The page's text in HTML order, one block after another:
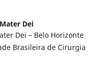
Dei
Dei – Belo Horizonte
Brasileira de Cirurgia